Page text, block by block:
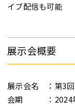
イブ配信も可能
展示会概要
展示会名 ：第3回
会期 ：2024年